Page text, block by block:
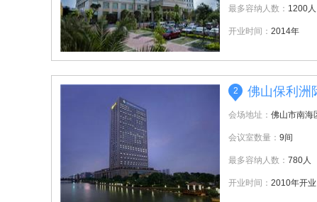
最多容纳人数： 1200人
开业时间： 2014年
2 佛山保利洲
会场地址： 佛山市南海
会议室数量： 9间
最多容纳人数： 780人
开业时间： 2010年开业